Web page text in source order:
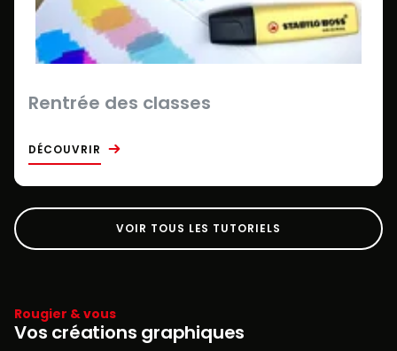
Rentrée des classes
DÉCOUVRIR
VOIR TOUS LES TUTORIELS
Rougier & vous
Vos créations graphiques